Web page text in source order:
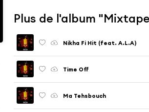
Nikha Fi Hit (feat. A.L.A)
Time Off
Ma Tehsbouch